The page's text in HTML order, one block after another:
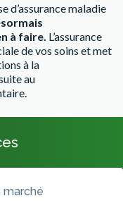
d’assurance maladie
à faire. L’assurance
de vos soins et met
à la
au
marché